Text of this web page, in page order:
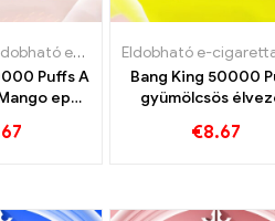
e-cigaretta Luxemburg ,
,Eldobható e-cigaretta,Eldobható e-
e-cigaretta nikotinnal ,
Puffs A
eper
Bang King 50000
gyümölcsös
görögdinnye
€8.67